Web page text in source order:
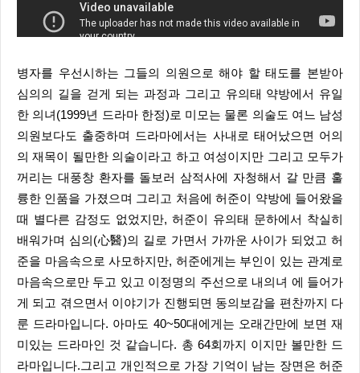
병자를 우선시하는 그들의 의원으로 해야 할 태도를 본받아
심의의 길을 걷게 되는 과정과 그리고 유의태 약방에서 유일
한 의녀(1999년 드라마 한정)로 미모는 물론 의술도 여느 남성
의원보다도 출중하며 드라마에서는 사내로 태어났으면 어의
의 재목이 될만한 의술이라고 하고 여성이지만 그리고 모두가
꺼리는 대풍창 환자를 돌보러 삼적사에 자청해서 갈 만큼 훌
륭한 인품을 가졌으며 그리고 처음에 허준이 약방에 들어왔을
때 별다른 감정도 없었지만, 허준이 유의태 문하에서 착실히
배워가며 심의(心醫)의 길로 가면서 가까운 사이가 되었고 허
준을 마음속으로 사모하지만, 허준에게는 부인이 있는 관계로
마음속으로만 두고 있고 이정명의 주선으로 내의녀 에 들어가
게 되고 겪으면서 이야기가 진행되면 동의보감을 편찬까지 다
룬 드라마입니다. 아마도 40~50대에게는 오래간만에 보면 재
미있는 드라마인 것 같습니다. 총 64회까지 이지만 볼만한 드
라마입니다.그리고 개인적으로 가장 기억이 남는 장면은 허준